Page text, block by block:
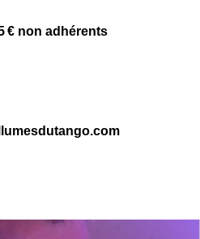
€ non adhérents